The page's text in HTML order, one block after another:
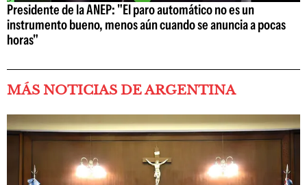
Presidente de la ANEP: "El paro automático no es un
instrumento bueno, menos aún cuando se anuncia a pocas
horas"
MÁS NOTICIAS DE ARGENTINA